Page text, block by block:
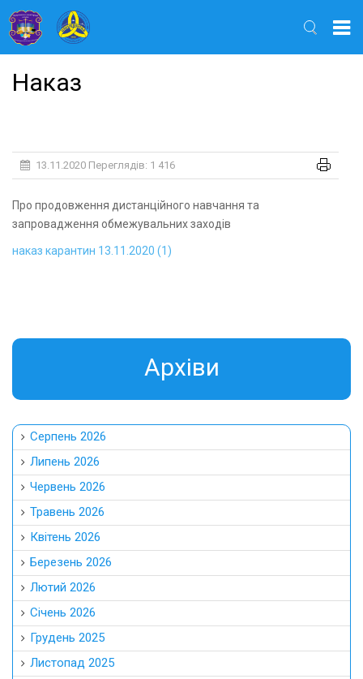
Наказ
13.11.2020 Переглядів: 1 416
Про продовження дистанційного навчання та
запровадження обмежувальних заходів
наказ карантин 13.11.2020 (1)
Aрхіви
Серпень 2026
Липень 2026
Червень 2026
Травень 2026
Квітень 2026
Березень 2026
Лютий 2026
Січень 2026
Грудень 2025
Листопад 2025